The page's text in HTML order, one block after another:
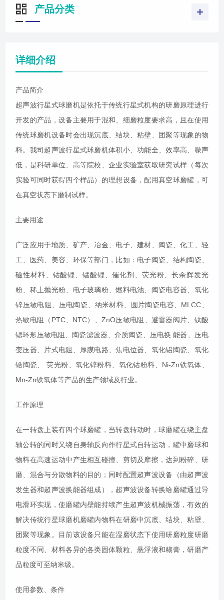
产品分类
详细介绍
产品简介
超声波行星式球磨机是依托于传统行星式机构的研磨原理进行
开发的产品，设备主要用于混和、细磨粒度要求高，且在使用
传统球磨机设备时会出现沉底、结块、粘壁、团聚等现象的物
料。我司超声波行星式球磨机体积小、功能全、效率高、噪声
低，是科研单位、高等院校、企业实验室获取研究试样（每次
实验可同时获得四个样品）的理想设备，配用真空球磨罐，可
在真空状态下磨制试样。
主要用途
广泛应用于地质、矿产、冶金、电子、建材、陶瓷、化工、轻
工、医药、美容、环保等部门，比如：电子陶瓷、结构陶瓷、
磁性材料、钴酸锂、锰酸锂、催化剂、荧光粉、长余辉发光
粉、稀土抛光粉、电子玻璃粉、燃料电池、陶瓷电容器、氧化
锌压敏电阻、压电陶瓷、纳米材料、圆片陶瓷电容、MLCC、
热敏电阻（PTC、NTC）、ZnO压敏电阻、避雷器阀片、钛酸
锶环形压敏电阻、陶瓷滤波器、介质陶瓷、压电换 能器、压电
变压器、片式电阻、厚膜电路、焦电位器、氧化铝陶瓷、氧化
锆陶瓷、 荧光粉、氧化锌粉料、氧化钴粉料、Ni-Zn铁氧体、
Mn-Zn铁氧体等产品的生产领域及行业。
工作原理
在一转盘上装有四个球磨罐，当转盘转动时，球磨罐在绕主盘
轴公转的同时又绕自身轴反向作行星式自转运动，罐中磨球和
物料在高速运动中产生相互碰撞、剪切及摩擦，达到粉碎、研
磨、混合与分散物料的目的；同时配置超声波设备（由超声波
发生器和超声波换能器组成），超声波设备转换给磨罐通过导
电滑环实现，使磨罐内壁能持续产生超声波机械振荡，有效的
解决传统行星球磨机磨罐内物料在研磨中沉底、结块、粘壁、
团聚等现象。目前该设备只能在湿磨状态下使用研磨粒度研磨
粒度不同、材料各异的各类固体颗粒、悬浮液和糊膏，研磨产
品粒度可至纳米级。
使用参数、条件